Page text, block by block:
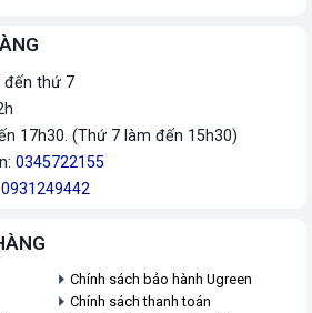
đến thứ 7
17h30. (Thứ 7 làm đến 15h30)
0345722155
0931249442
Chính sách bảo hành Ugreen
Chính sách thanh toán